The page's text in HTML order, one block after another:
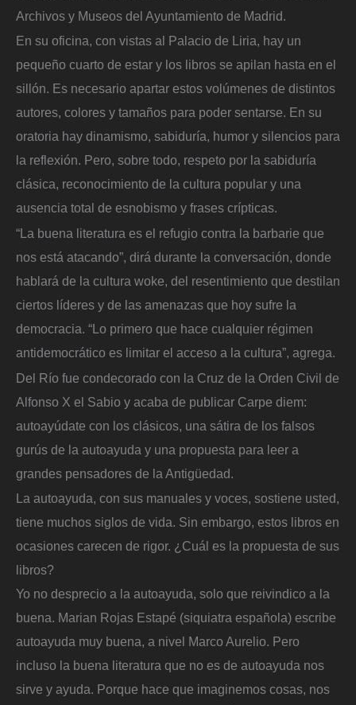
Archivos y Museos del Ayuntamiento de Madrid.
En su oficina, con vistas al Palacio de Liria, hay un
pequeño cuarto de estar y los libros se apilan hasta en el
sillón. Es necesario apartar estos volúmenes de distintos
autores, colores y tamaños para poder sentarse. En su
oratoria hay dinamismo, sabiduría, humor y silencios para
la reflexión. Pero, sobre todo, respeto por la sabiduría
clásica, reconocimiento de la cultura popular y una
ausencia total de esnobismo y frases crípticas.
“La buena literatura es el refugio contra la barbarie que
nos está atacando”, dirá durante la conversación, donde
hablará de la cultura woke, del resentimiento que destilan
ciertos líderes y de las amenazas que hoy sufre la
democracia. “Lo primero que hace cualquier régimen
antidemocrático es limitar el acceso a la cultura”, agrega.
Del Río fue condecorado con la Cruz de la Orden Civil de
Alfonso X el Sabio y acaba de publicar Carpe diem:
autoayúdate con los clásicos, una sátira de los falsos
gurús de la autoayuda y una propuesta para leer a
grandes pensadores de la Antigüedad.
La autoayuda, con sus manuales y voces, sostiene usted,
tiene muchos siglos de vida. Sin embargo, estos libros en
ocasiones carecen de rigor. ¿Cuál es la propuesta de sus
libros?
Yo no desprecio a la autoayuda, solo que reivindico a la
buena. Marian Rojas Estapé (siquiatra española) escribe
autoayuda muy buena, a nivel Marco Aurelio. Pero
incluso la buena literatura que no es de autoayuda nos
sirve y ayuda. Porque hace que imaginemos cosas, nos